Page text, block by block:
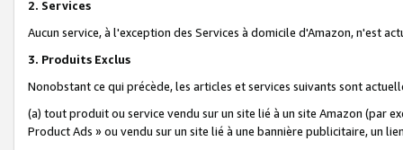
2. Services
Aucun service, à l'exception des Services à domicile d'Amazon, n'est
3. Produits Exclus
Nonobstant ce qui précède, les articles et services suivants sont
(a) tout produit ou service vendu sur un site lié à un site Amazon (par
Product Ads » ou vendu sur un site lié à une bannière publicitaire, un